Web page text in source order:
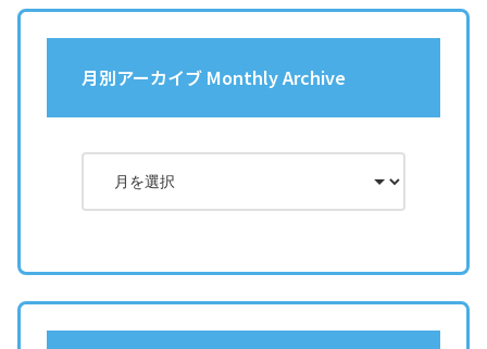
月別アーカイブ Monthly Archive